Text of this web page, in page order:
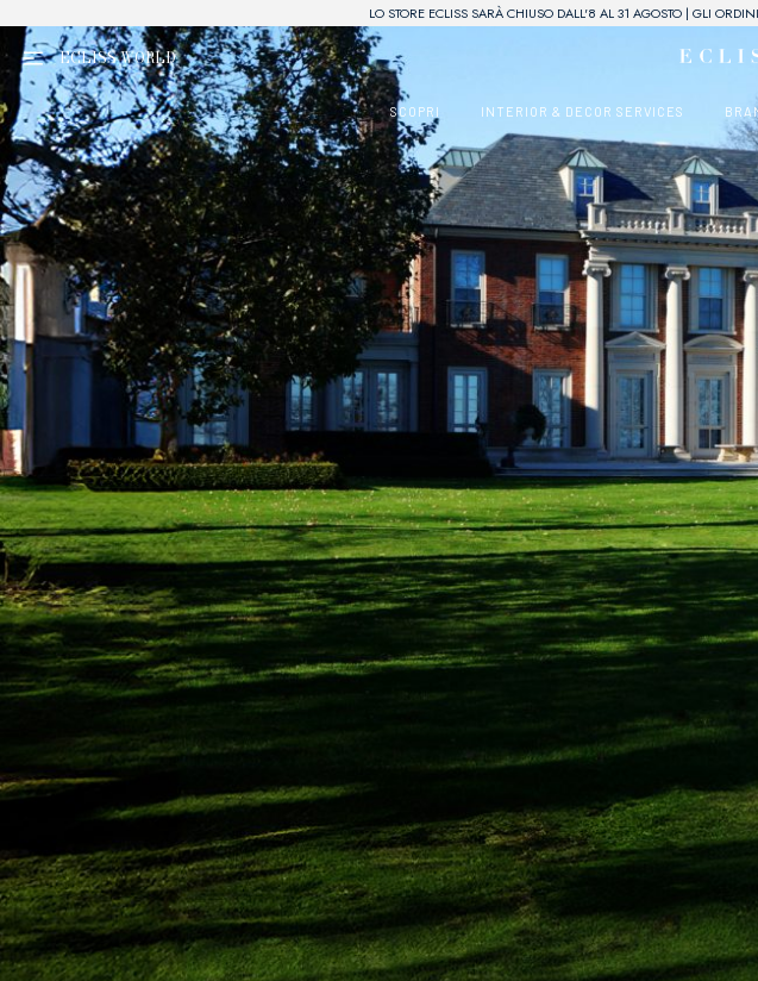
LO STORE ECLISS SARÀ CHIUSO DALL'8 AL 31 AGOSTO | GLI
ECLISSWORLD
SCOPRI INTERIOR & DECOR SERVICES